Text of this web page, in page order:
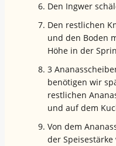
Den Ingwer
Den restlichen
und den Boden
Höhe in der
3
benötigen wir
restlichen
und auf dem
Von dem
der